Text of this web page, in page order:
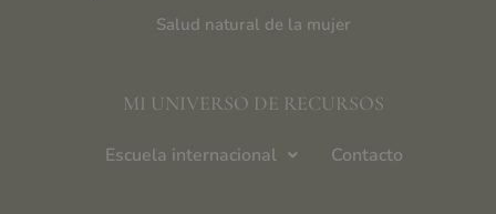
Salud natural de la mujer
Escuela internacional Contacto
MI UNIVERSO DE RECURSOS